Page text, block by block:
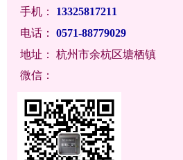
手机：
13325817211
电话： 0571-88779029
地址： 杭州市余杭区塘栖镇
微信：